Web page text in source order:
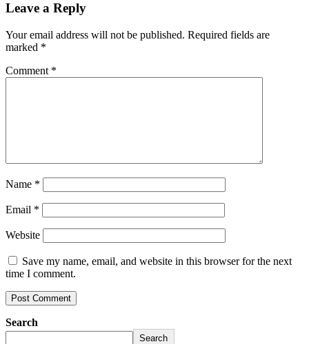
Leave a Reply
Your email address will not be published. Required fields are
marked *
Comment *
Name *
Email *
Website
Save my name, email, and website in this browser for the next
time I comment.
Search
Search